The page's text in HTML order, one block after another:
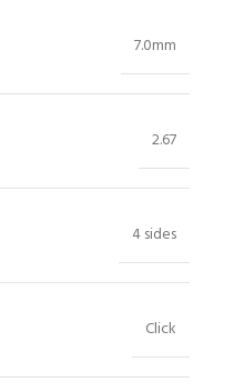
7.0mm
2.67
4 sides
Click